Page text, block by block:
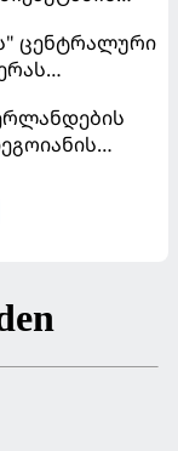
ცენტრალური